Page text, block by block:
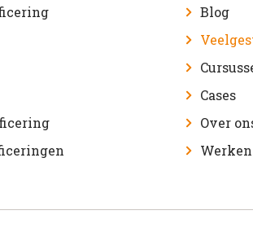
Blog
Cases
Over